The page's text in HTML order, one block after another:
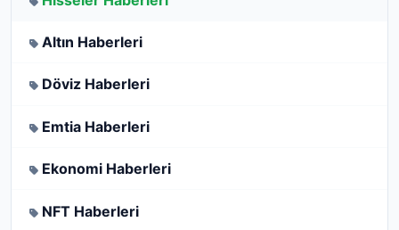
Altın Haberleri
Döviz Haberleri
Emtia Haberleri
Ekonomi Haberleri
NFT Haberleri